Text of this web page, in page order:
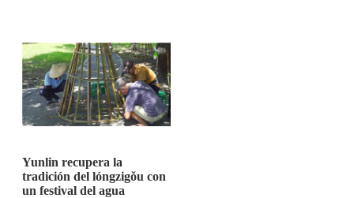
Yunlin recupera la
tradición del lóngzigǒu con
un festival del agua